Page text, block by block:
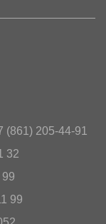
(861) 205-44-91
32
99